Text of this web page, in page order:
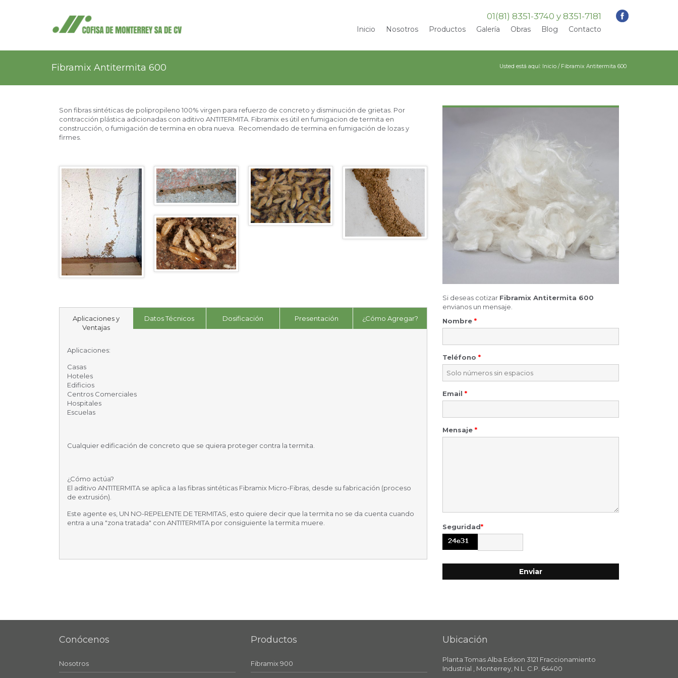
01(81) 8351-3740 y 8351-7181
Inicio Nosotros Productos Galería Obras Blog Contacto
Fibramix Antitermita 600 Usted está aquí: Inicio /Fibramix Antitermita 600
Son fibras sintéticas de polipropileno 100% virgen para refuerzo de concreto y disminución de grietas. Por
contracción plástica adicionadas con aditivo ANTITERMITA. Fibramix es útil en fumigacion de termita en
construcción, o fumigación de termina en obra nueva. Recomendado de termina en fumigación de lozas y
firmes.
Aplicaciones y
Ventajas
Datos Técnicos Dosificación Presentación ¿Cómo Agregar?
Aplicaciones:
Casas
Hoteles
Edificios
Centros Comerciales
Hospitales
Escuelas
Cualquier edificación de concreto que se quiera proteger contra la termita.
¿Cómo actúa?
El aditivo ANTITERMITA se aplica a las fibras sintéticas Fibramix Micro-Fibras, desde su fabricación (proceso
de extrusión).
Este agente es, UN NO-REPELENTE DE TERMITAS, esto quiere decir que la termita no se da cuenta cuando
entra a una "zona tratada" con ANTITERMITA por consiguiente la termita muere.
Si deseas cotizar Fibramix Antitermita 600
envianos un mensaje.
Nombre *
Teléfono *
Email *
Mensaje *
Seguridad*
Conócenos
Nosotros
Productos
Fibramix 900
Ubicación
Planta Tomas Alba Edison 3121 Fraccionamiento
Industrial , Monterrey, N.L. C.P. 64400